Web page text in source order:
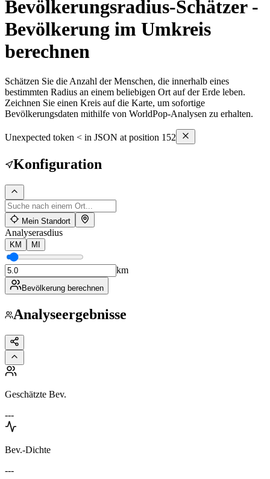
Bevölkerungsradius-Schätzer -
Bevölkerung im Umkreis
berechnen
Schätzen Sie die Anzahl der Menschen, die innerhalb eines
bestimmten Radius an einem beliebigen Ort auf der Erde leben.
Zeichnen Sie einen Kreis auf die Karte, um sofortige
Bevölkerungsdaten mithilfe von WorldPop-Analysen zu erhalten.
Unexpected token < in JSON at position 152
Konfiguration
Mein Standort
Analyserasdius
KM MI
km
Bevölkerung berechnen
Analyseergebnisse
Geschätzte Bev.
---
Bev.-Dichte
---